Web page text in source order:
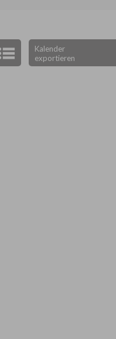
Kalender
exportieren